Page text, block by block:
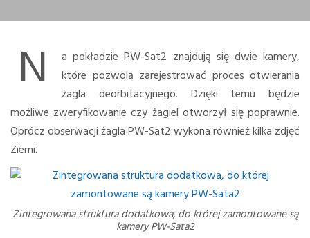
N
a pokładzie PW-Sat2 znajdują się dwie kamery,
które pozwolą zarejestrować proces otwierania
żagla deorbitacyjnego. Dzięki temu będzie
możliwe zweryfikowanie czy żagiel otworzył się poprawnie.
Oprócz obserwacji żagla PW-Sat2 wykona również kilka zdjęć
Ziemi.
Zintegrowana struktura dodatkowa, do której zamontowane są
kamery PW-Sata2